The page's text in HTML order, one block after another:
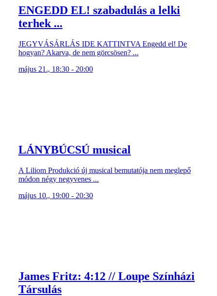
ENGEDD EL! szabadulás a lelki
terhek ...
JEGYVÁSÁRLÁS IDE KATTINTVA Engedd el! De
hogyan? Akarva, de nem görcsösen? ...
május 21., 18:30 - 20:00
LÁNYBÚCSÚ musical
A Liliom Produkció új musical bemutatója nem meglepő
módon négy negyvenes ...
május 10., 19:00 - 20:30
James Fritz: 4:12 // Loupe Színházi
Társulás